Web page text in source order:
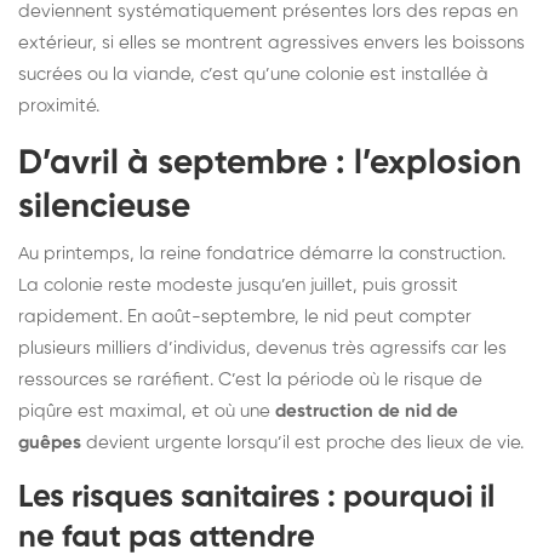
deviennent systématiquement présentes lors des repas en
extérieur, si elles se montrent agressives envers les boissons
sucrées ou la viande, c’est qu’une colonie est installée à
proximité.
D’avril à septembre : l’explosion
silencieuse
Au printemps, la reine fondatrice démarre la construction.
La colonie reste modeste jusqu’en juillet, puis grossit
rapidement. En août-septembre, le nid peut compter
plusieurs milliers d’individus, devenus très agressifs car les
ressources se raréfient. C’est la période où le risque de
piqûre est maximal, et où une destruction de nid de
guêpes devient urgente lorsqu’il est proche des lieux de vie.
Les risques sanitaires : pourquoi il
ne faut pas attendre